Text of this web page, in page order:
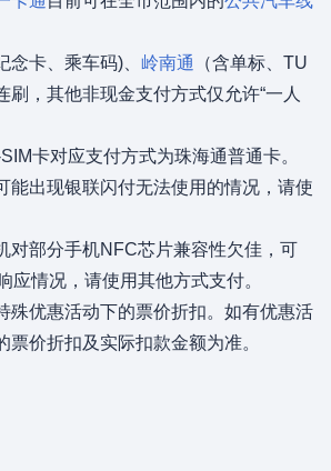
念卡、乘车码)、 岭南通
（含单标、TU
刷，其他非现金支付方式仅允许“一人
卡对应支付方式为珠海通普通卡。
能出现银联闪付无法使用的情况，请使
对部分手机NFC芯片兼容性欠佳，可
应情况，请使用其他方式支付。
殊优惠活动下的票价折扣。如有优惠活
票价折扣及实际扣款金额为准。